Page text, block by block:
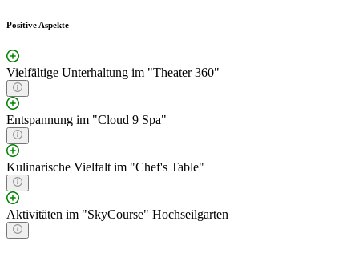
Positive Aspekte
Vielfältige Unterhaltung im "Theater 360"
Entspannung im "Cloud 9 Spa"
Kulinarische Vielfalt im "Chef's Table"
Aktivitäten im "SkyCourse" Hochseilgarten